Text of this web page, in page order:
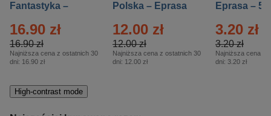
Fantastyka –
16.90 zł
16.90 zł
Najniższa cena z ostatnich 30
dni: 16.90 zł
Polska – Eprasa
12.00 zł
12.00 zł
Najniższa cena z ostatnich 30
dni: 12.00 zł
Eprasa – 5/
3.20 zł
3.20 zł
Najniższa cena z
dni: 3.20 zł
High-contrast mode